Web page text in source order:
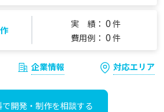
実 績： 0 件
費用例： 0 件
企業情報 対応エリア
で開発・制作を相談する